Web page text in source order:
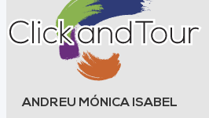
ANDREU MÓNICA ISABEL